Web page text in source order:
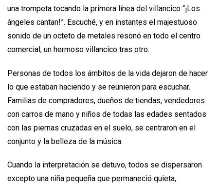
una trompeta tocando la primera línea del villancico “¡Los
ángeles cantan!”. Escuché, y en instantes el majestuoso
sonido de un octeto de metales resonó en todo el centro
comercial, un hermoso villancico tras otro.
Personas de todos los ámbitos de la vida dejaron de hacer
lo que estaban haciendo y se reunieron para escuchar.
Familias de compradores, dueños de tiendas, vendedores
con carros de mano y niños de todas las edades sentados
con las piernas cruzadas en el suelo, se centraron en el
conjunto y la belleza de la música.
Cuando la interpretación se detuvo, todos se dispersaron
excepto una niña pequeña que permaneció quieta,